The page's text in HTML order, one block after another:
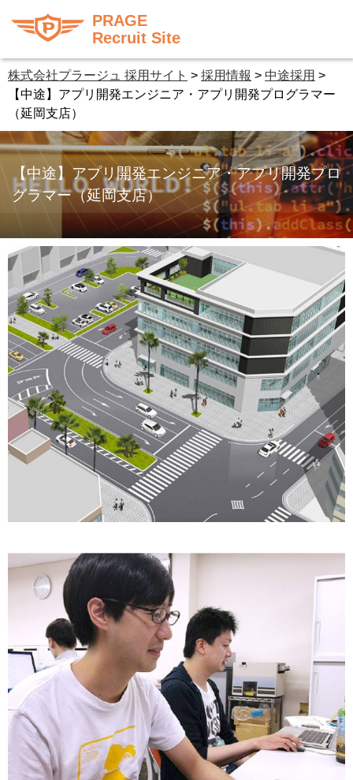
PRAGE
Recruit Site
株式会社プラージュ 採用サイト > 採用情報 > 中途採用 >
【中途】アプリ開発エンジニア・アプリ開発プログラマー
（延岡支店）
【中途】アプリ開発エンジニア・アプリ開発プロ
グラマー（延岡支店）